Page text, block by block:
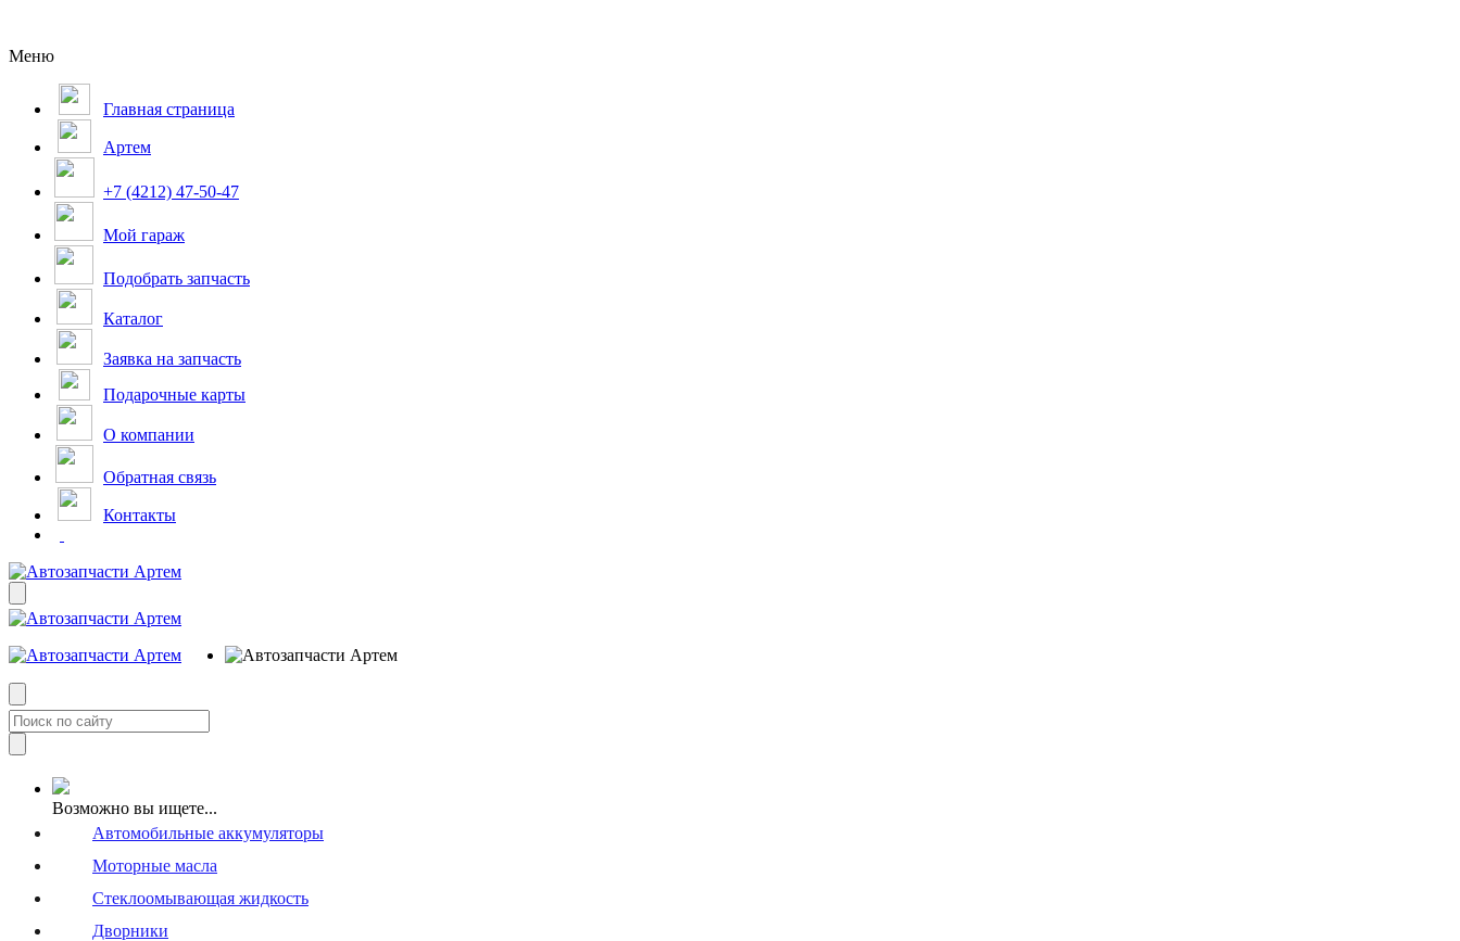
Меню
Главная страница
Артем
+7 (4212) 47-50-47
Мой гараж
Подобрать запчасть
Каталог
Заявка на запчасть
Подарочные карты
О компании
Обратная связь
Контакты
Возможно вы ищете...
Автомобильные аккумуляторы
Моторные масла
Стеклоомывающая жидкость
Дворники